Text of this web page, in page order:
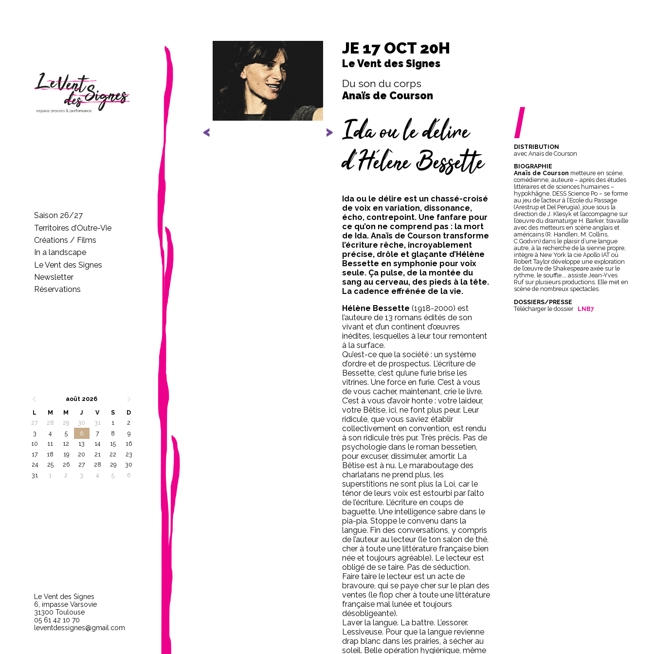
Saison 26/27
Territoires d’Outre-Vie
Créations / Films
In a landscape
Le Vent des Signes
Newsletter
Réservations
août 2026
L
M M J V S
D
27
28 29 30 31 1
2
3
4 5 6 7 8
9
10
11 12 13 14 15
16
17
18 19 20 21 22
23
24
25 26 27 28 29
30
31
1 2 3 4 5 6
Le Vent des Signes
6, impasse Varsovie
31300 Toulouse
05 61 42 10 70
leventdessignes@gmail.com
JE 17 OCT 20H
Le Vent des Signes
Du son du corps
Anaïs de Courson
Ida ou le délire
d’Hélène Bessette
Ida ou le délire est un chassé-croisé
de voix en variation, dissonance,
écho, contrepoint. Une fanfare pour
ce qu’on ne comprend pas : la mort
de Ida. Anaïs de Courson transforme
l’écriture rêche, incroyablement
précise, drôle et glaçante d’Hélène
Bessette en symphonie pour voix
seule. Ça pulse, de la montée du
sang au cerveau, des pieds à la tête.
La cadence effrénée de la vie.
Hélène Bessette (1918-2000) est
l’auteure de 13 romans édités de son
vivant et d’un continent d’œuvres
inédites, lesquelles à leur tour remontent
à la surface.
Qu’est-ce que la société : un système
d’ordre et de prospectus. L’écriture de
Bessette, c’est qu’une furie brise les
vitrines. Une force en furie. C’est à vous
de vous cacher, maintenant, crie le livre.
C’est à vous d’avoir honte : votre laideur,
votre Bêtise, ici, ne font plus peur. Leur
ridicule, que vous saviez établir
collectivement en convention, est rendu
à son ridicule très pur. Très précis. Pas de
psychologie dans le roman bessetien,
pour excuser, dissimuler, amortir. La
Bêtise est à nu. Le maraboutage des
charlatans ne prend plus, les
superstitions ne sont plus la Loi, car le
ténor de leurs voix est estourbi par l’alto
de l’écriture. L’écriture en coups de
baguette. Une intelligence sabre dans le
pia-pia. Stoppe le convenu dans la
langue. Fin des conversations, y compris
de l’auteur au lecteur (le ton salon de thé,
cher à toute une littérature française bien
née et toujours agréable). Le lecteur est
obligé de se taire. Pas de séduction.
Faire taire le lecteur est un acte de
bravoure, qui se paye cher sur le plan des
ventes (le flop cher à toute une littérature
française mal lunée et toujours
désobligeante).
Laver la langue. La battre. L’essorer.
Lessiveuse. Pour que la langue revienne
drap blanc dans les prairies, à sécher au
soleil. Belle opération hygiénique, même
/
DISTRIBUTION
avec Anaïs de Courson
BIOGRAPHIE
Anaïs de Courson metteure en scène,
comédienne, auteure – après des études
littéraires et de sciences humaines –
hypokhâgne, DESS Science Po – se forme
au jeu de l’acteur à l’Ecole du Passage
(Arestrup et Del Perugia), joue sous la
direction de J. Klesyk et l’accompagne sur
l’œuvre du dramaturge H. Barker, travaille
avec des metteurs en scène anglais et
américains (R. Handlen, M. Collins,
C.Godvin) dans le plaisir d’une langue
autre, à la recherche de la sienne propre,
intègre à New York la cie Apollo IAT où
Robert Taylor développe une exploration
de l’œuvre de Shakespeare axée sur le
rythme, le souffle…, assiste Jean-Yves
Ruf sur plusieurs productions. Elle met en
scène de nombreux spectacles.
DOSSIERS/PRESSE
Télécharger le dossier LNB7